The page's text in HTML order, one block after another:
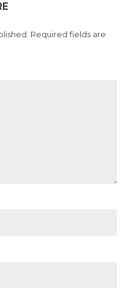
Required fields are